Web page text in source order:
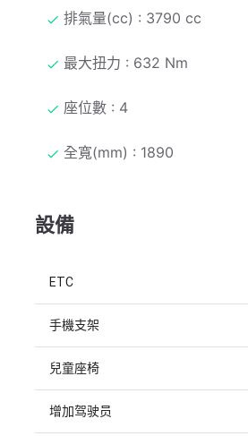
排氣量(cc) : 3790 cc
最大扭力 : 632 Nm
座位數 : 4
全寬(mm) : 1890
設備
ETC
手機支架
兒童座椅
增加驾驶员